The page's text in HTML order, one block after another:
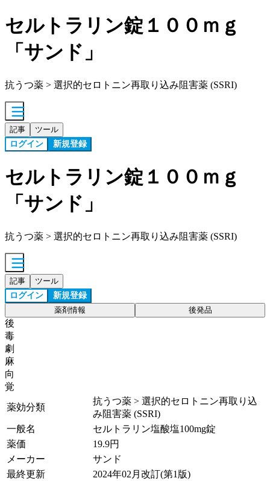
セルトラリン錠１００ｍｇ
「サンド」
抗うつ薬 > 選択的セロトニン再取り込み阻害薬 (SSRI)
記事 ツール
ログイン 新規登録
セルトラリン錠１００ｍｇ
「サンド」
抗うつ薬 > 選択的セロトニン再取り込み阻害薬 (SSRI)
記事 ツール
ログイン 新規登録
薬剤情報 後発品
後
毒
劇
麻
向
覚
薬効分類
抗うつ薬 > 選択的セロトニン再取り込
み阻害薬 (SSRI)
一般名
セルトラリン塩酸塩100mg錠
薬価
19.9円
メーカー
サンド
最終更新
2024年02月改訂(第1版)